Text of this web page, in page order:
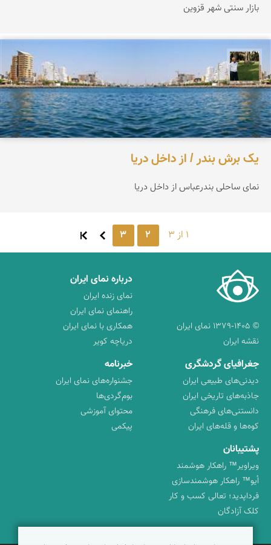
بازار سنتی شهر قزوین
عبدل شعبانی
یک برش بندر / از داخل دریا
نمای ساحلی بندرعباس از داخل دریا
1 از 3 2
3
© ۱۳۷۹-۱۴۰۵ نمای ایران
نقشه ایران
درباره نمای ایران
نمای زنده ایران
راهنمای نمای ایران
همکاری با نمای ایران
دریاچه کویر
جغرافیای گردشگری
دیدنی‌های طبیعی ایران
جاذبه‌های تاریخی ایران
دانستنی‌های فرهنگی
کوه‌ها و قله‌های ایران
خبرنامه
جشنواره‌های نمای ایران
بوم‌گردی‌ها
محتوای آموزشی
پیکمی
پشتیبانان
ویراویر™ راهکار هوشمند
اُیو™ راهکار هوشمندسازی
فرداپدید؛ تعالی کسب و کار
کلک آزادگان